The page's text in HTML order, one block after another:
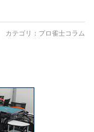
カテゴリ： プロ雀士コラム